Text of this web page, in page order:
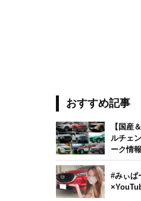
おすすめ記事
【国産
ルチェ
ーク情
#みぃぱ